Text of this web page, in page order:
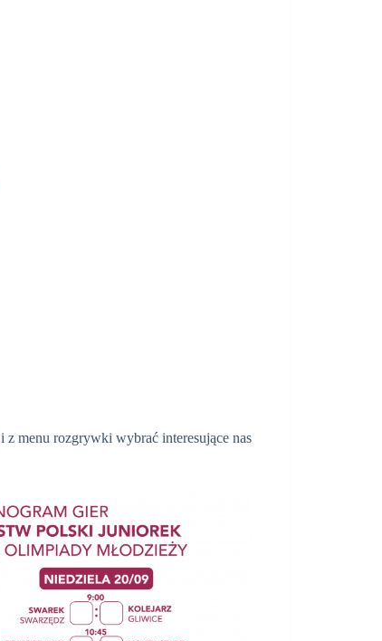
i z menu rozgrywki wybrać interesujące nas